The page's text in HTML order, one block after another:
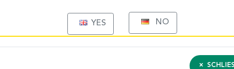
Eishersteller und die
für ihre aromatische Qualität
Zimtstangen aus
die Ihre Rezepte verfeinern und
Nougatcreme:
und Honignoten
Nougatcreme ist eine
YES NO